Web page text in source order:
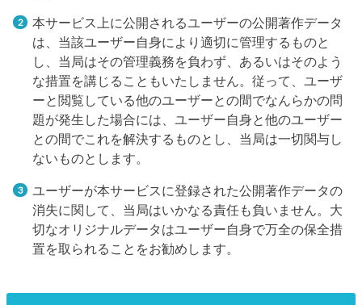
本サービス上に公開されるユーザーの公開著作データ
は、当該ユーザー自身により適切に管理するものと
し、当局はその管理義務を負わず、あるいはそのよう
な措置を講じることもいたしません。従って、ユーザ
ーと閲覧している他のユーザーとの間でなんらかの問
題が発生した場合には、ユーザー自身と他のユーザー
との間でこれを解決するものとし、当局は一切関与し
ないものとします。
ユーザーが本サービスに登録された公開著作データの
消失に関して、当局はいかなる責任も負いません。大
切なオリジナルデータはユーザー自身で万全の保全措
置を取られることをお勧めします。